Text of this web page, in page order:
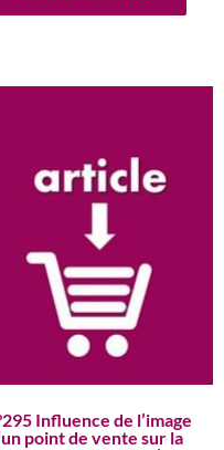
Influence de l’image
point de vente sur la